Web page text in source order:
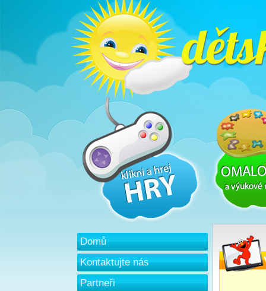
Domů
Kontaktujte nás
Partneři